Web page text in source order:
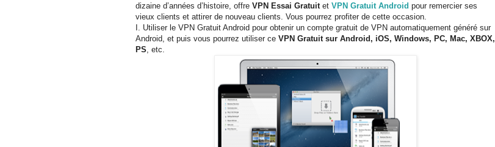
dizaine d’années d’histoire, offre VPN Essai Gratuit et VPN Gratuit Android pour remercier ses
vieux clients et attirer de nouveau clients. Vous pourrez profiter de cette occasion.
I. Utiliser le VPN Gratuit Android pour obtenir un compte gratuit de VPN automatiquement généré sur
Android, et puis vous pourrez utiliser ce VPN Gratuit sur Android, iOS, Windows, PC, Mac, XBOX,
PS , etc.